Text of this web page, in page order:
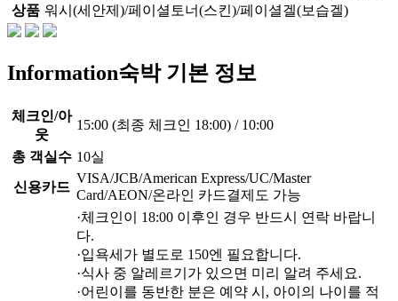
상품 워시(세안제)/페이셜토너(스킨)/페이셜겔(보습겔)
Information숙박 기본 정보
체크인/아
웃
15:00 (최종 체크인 18:00) / 10:00
총 객실수 10실
신용카드
VISA/JCB/American Express/UC/Master
Card/AEON/온라인 카드결제도 가능
·체크인이 18:00 이후인 경우 반드시 연락 바랍니
다.
·입욕세가 별도로 150엔 필요합니다.
·식사 중 알레르기가 있으면 미리 알려 주세요.
·어린이를 동반한 분은 예약 시, 아이의 나이를 적